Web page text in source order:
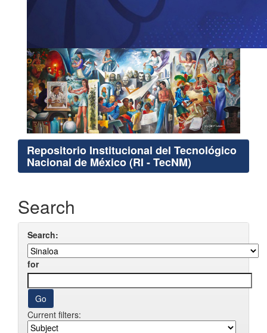
Repositorio Institucional del Tecnológico
Nacional de México (RI - TecNM)
Search
Search:
for
Current filters: